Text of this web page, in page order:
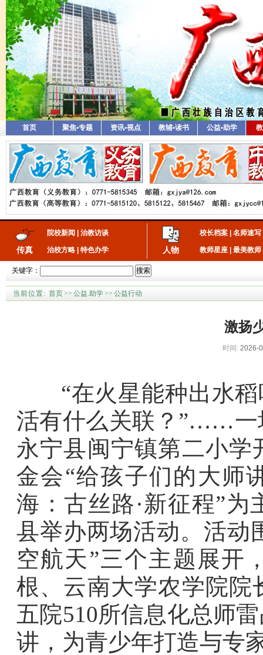
首页 聚焦•专题 资讯•视点 教辅•读书 公益•助学
传真
院校新闻 治教访谈
治校方略 特色办学 人物
校长档案 名师速写
教师星座 最美教师
关键字： 搜索
当前位置: 首页>> 公益.助学>> 公益行动
激扬
时间: 2026-
“在火星能种出水稻
活有什么关联？”……一
永宁县闽宁镇第二小
金会“给孩子们的大师
海：古丝路·新征程”
县举办两场活动。活动
空航天”三个主题展开
根、云南大学农学院院
五院510所信息化总师
讲，为青少年打造与专